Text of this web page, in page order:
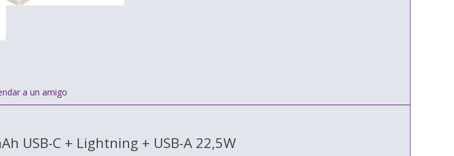
a un amigo
USB-C + Lightning + USB-A 22,5W